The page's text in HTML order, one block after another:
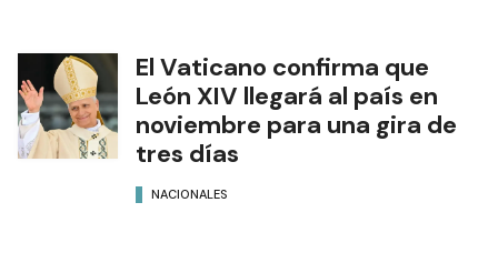
El Vaticano confirma que
León XIV llegará al país en
noviembre para una gira de
tres días
NACIONALES